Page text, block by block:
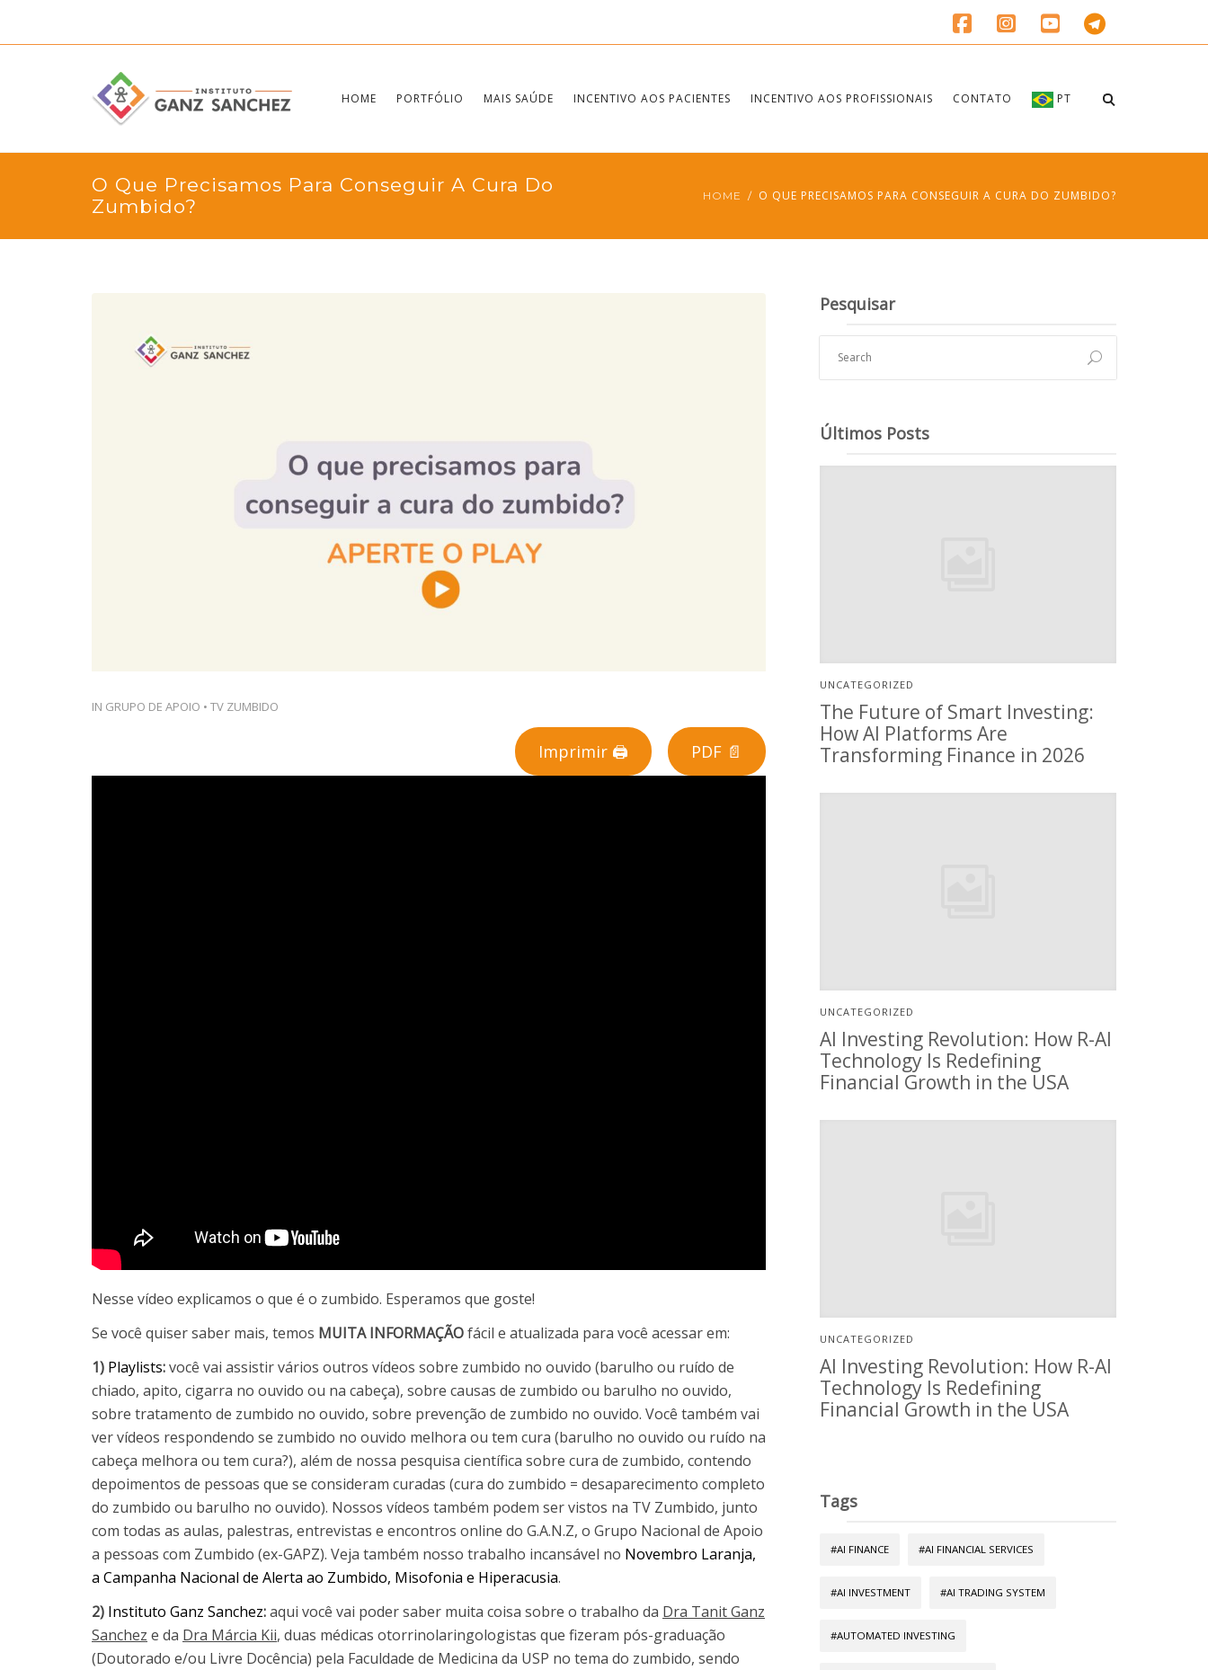
HOME PORTFÓLIO MAIS SAÚDE INCENTIVO AOS PACIENTES INCENTIVO AOS PROFISSIONAIS CONTATO PT
O Que Precisamos Para Conseguir A Cura Do
Zumbido?
HOME O QUE PRECISAMOS PARA CONSEGUIR A CURA DO ZUMBIDO?
IN GRUPO DE APOIO • TV ZUMBIDO
Imprimir 🖨 PDF 📄
Nesse vídeo explicamos o que é o zumbido. Esperamos que goste!
Se você quiser saber mais, temos MUITA INFORMAÇÃOfácil e atualizada para você acessar em:
1) Playlists:você vai assistir vários outros vídeos sobre zumbido no ouvido (barulho ou ruído de
chiado, apito, cigarra no ouvido ou na cabeça), sobre causas de zumbido ou barulho no ouvido,
sobre tratamento de zumbido no ouvido, sobre prevenção de zumbido no ouvido. Você também vai
ver vídeos respondendo se zumbido no ouvido melhora ou tem cura (barulho no ouvido ou ruído na
cabeça melhora ou tem cura?), além de nossa pesquisa científica sobre cura de zumbido, contendo
depoimentos de pessoas que se consideram curadas (cura do zumbido = desaparecimento completo
do zumbido ou barulho no ouvido). Nossos vídeos também podem ser vistos na TV Zumbido, junto
com todas as aulas, palestras, entrevistas e encontros online do G.A.N.Z, o Grupo Nacional de Apoio
a pessoas com Zumbido (ex-GAPZ). Veja também nosso trabalho incansável no Novembro Laranja,
a Campanha Nacional de Alerta ao Zumbido, Misofonia e Hiperacusia.
2) Instituto Ganz Sanchez:aqui você vai poder saber muita coisa sobre o trabalho da Dra Tanit Ganz
Sanchez e da Dra Márcia Kii, duas médicas otorrinolaringologistas que fizeram pós-graduação
(Doutorado e/ou Livre Docência) pela Faculdade de Medicina da USP no tema do zumbido, sendo
Pesquisar
Últimos Posts
UNCATEGORIZED
The Future of Smart Investing:
How AI Platforms Are
Transforming Finance in 2026
UNCATEGORIZED
AI Investing Revolution: How R-AI
Technology Is Redefining
Financial Growth in the USA
UNCATEGORIZED
AI Investing Revolution: How R-AI
Technology Is Redefining
Financial Growth in the USA
Tags
#AI FINANCE #AI FINANCIAL SERVICES
#AI INVESTMENT #AI TRADING SYSTEM
#AUTOMATED INVESTING